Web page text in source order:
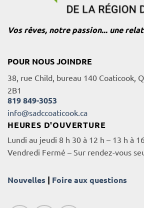
Vos rêves, notre passion... une
POUR NOUS JOINDRE
38, rue Child, bureau 140 Coaticook,
2B1
819 849-3053
info@sadccoaticook.ca
HEURES D'OUVERTURE
Lundi au jeudi 8 h 30 à 12 h – 13 h à
Vendredi Fermé – Sur rendez-vous
Nouvelles | Foire aux questions